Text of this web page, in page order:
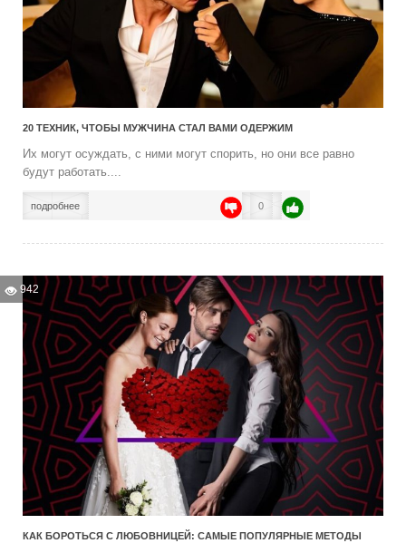
20 ТЕХНИК, ЧТОБЫ МУЖЧИНА СТАЛ ВАМИ ОДЕРЖИМ
Их могут осуждать, с ними могут спорить, но они все равно
будут работать....
подробнее 0
942
КАК БОРОТЬСЯ С ЛЮБОВНИЦЕЙ: САМЫЕ ПОПУЛЯРНЫЕ МЕТОДЫ